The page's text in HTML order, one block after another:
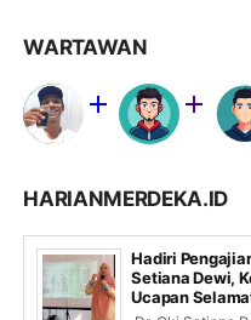
WARTAWAN
HARIANMERDEKA.ID
Hadiri
Setiana Dewi,
Ucapan